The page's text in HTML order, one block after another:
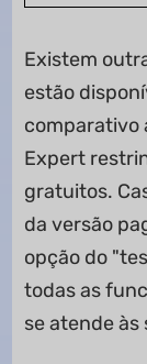
Existem
estão
comparativo
Expert
gratuitos.
da versão
opção do
todas as
se atende às